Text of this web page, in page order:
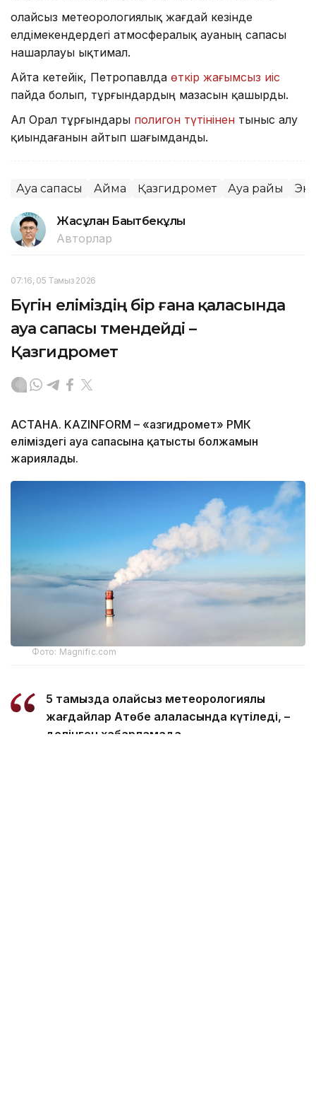
Қолайсыз метеорологиялық жағдай кезінде
елдімекендердегі атмосфералық ауаның сапасы
нашарлауы ықтимал.
Айта кетейік, Петропавлда өткір жағымсыз иіс
пайда болып, тұрғындардың мазасын қашырды.
Ал Орал тұрғындары полигон түтінінен тыныс алу
қиындағанын айтып шағымданды.
Ауа сапасы Аймақ Қазгидромет Ауа райы
Жасұлан Бақытбекұлы
Авторлар
07:16, 05 Тамыз 2026
Бүгін еліміздің бір ғана қаласында
ауа сапасы төмендейді –
Қазгидромет
АСТАНА. KAZINFORM – «Қазгидромет» РМК
еліміздегі ауа сапасына қатысты болжамын
жариялады.
Фото: Magnific.com
5 тамызда қолайсыз метеорологиялық
жағдайлар Ақтөбе қалаласында күтіледі, –
делінген хабарламада.